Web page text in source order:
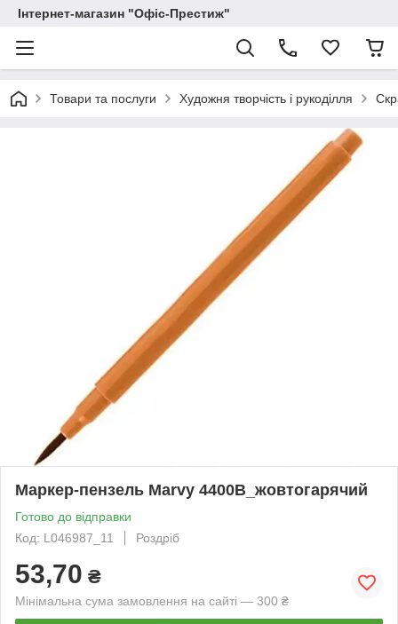
Інтернет-магазин "Офіс-Престиж"
Товари та послуги Художня творчість і рукоділля
Маркер-пензель Marvy 4400B_жовтогарячий
Готово до відправки
Код: L046987_11
Роздріб
53,70 ₴
Мінімальна сума замовлення на сайті — 300 ₴